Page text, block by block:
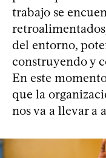
trabajo se
del entorno,
construyendo y
En este
que la
nos va a llevar a